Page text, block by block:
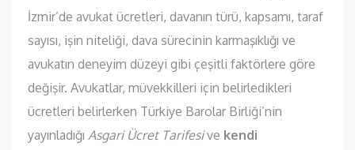
İzmir’de avukat ücretleri, davanın türü, kapsamı, taraf
sayısı, işin niteliği, dava sürecinin karmaşıklığı ve
avukatın deneyim düzeyi gibi çeşitli faktörlere göre
değişir. Avukatlar, müvekkilleri için belirledikleri
ücretleri belirlerken Türkiye Barolar Birliği’nin
yayınladığı Asgari Ücret Tarifesive kendi